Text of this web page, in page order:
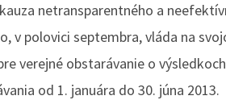
netransparentného a
v polovici septembra, vláda na
verejné obstarávanie o
od 1. januára do 30. júna 2013.